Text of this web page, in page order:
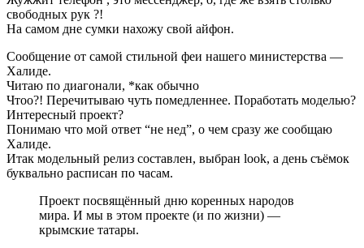
свободных рук ?!
На самом дне сумки нахожу свой айфон.
Сообщение от самой стильной феи нашего министерства —
Халиде.
Читаю по диагонали, *как обычно
Чтоо?! Перечитываю чуть помедленнее. Поработать моделью?
Интересный проект?
Понимаю что мой ответ “не нед”, о чем сразу же сообщаю
Халиде.
Итак модельный релиз составлен, выбран look, а день съёмок
буквально расписан по часам.
Проект посвящённый дню коренных народов
мира. И мы в этом проекте (и по жизни) —
крымские татары.